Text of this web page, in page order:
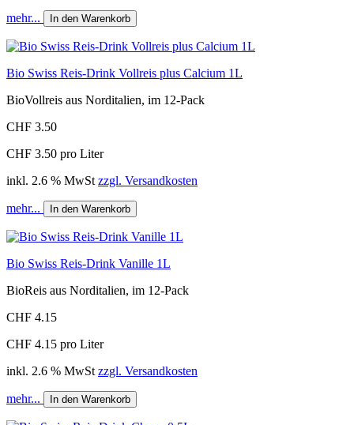
mehr... In den Warenkorb
Bio Swiss Reis-Drink Vollreis plus Calcium 1L
BioVollreis aus Norditalien, im 12-Pack
CHF 3.50
CHF 3.50 pro Liter
inkl. 2.6 % MwSt zzgl. Versandkosten
mehr... In den Warenkorb
Bio Swiss Reis-Drink Vanille 1L
BioReis aus Norditalien, im 12-Pack
CHF 4.15
CHF 4.15 pro Liter
inkl. 2.6 % MwSt zzgl. Versandkosten
mehr... In den Warenkorb